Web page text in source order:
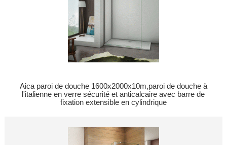
Aica paroi de douche 1600x2000x10m,paroi de douche à
l'italienne en verre sécurité et anticalcaire avec barre de
fixation extensible en cylindrique